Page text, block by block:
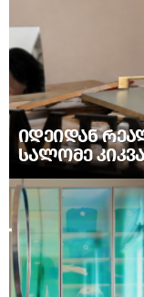
ᲘᲓᲔᲘᲓᲐᲜ
ᲡᲐᲚᲝᲛᲔ